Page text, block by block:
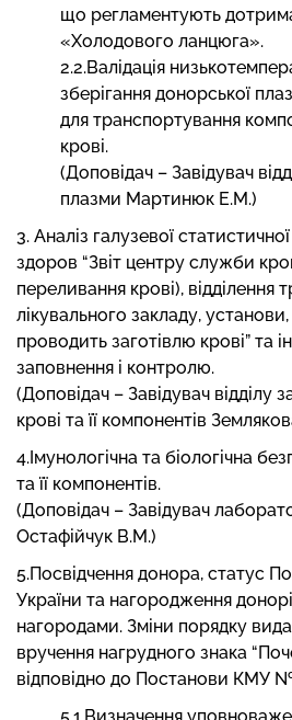
що регламентують
«Холодового ланцюга».
2.2.Валідація
зберігання донорської
для транспортування
крові.
(Доповідач – Завідувач
плазми Мартинюк Е.М.)
3. Аналіз галузевої
здоров “Звіт центру служби
переливання крові), відділення
лікувального закладу, установи,
проводить заготівлю крові” та
заповнення і контролю.
(Доповідач – Завідувач відділу
крові та її компонентів
4.Імунологічна та біологічна
та її компонентів.
(Доповідач – Завідувач
Остафійчук В.М.)
5.Посвідчення донора, статус
України та нагородження
нагородами. Зміни порядку
вручення нагрудного знака
відповідно до Постанови КМУ №